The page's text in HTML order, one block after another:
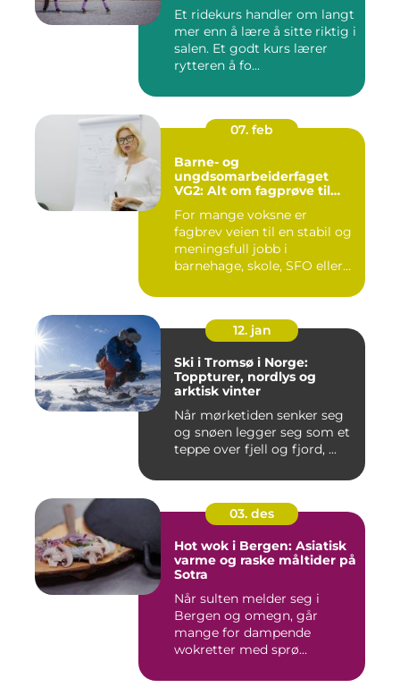
Et ridekurs handler om langt
mer enn å lære å sitte riktig i
salen. Et godt kurs lærer
rytteren å fo...
07. feb
Barne- og
ungdsomarbeiderfaget
VG2: Alt om fagprøve til
ungdomsarbeider
For mange voksne er
fagbrev veien til en stabil og
meningsfull jobb i
barnehage, skole, SFO eller
12. jan
Ski i Tromsø i Norge:
Toppturer, nordlys og
arktisk vinter
Når mørketiden senker seg
og snøen legger seg som et
teppe over fjell og fjord, ...
03. des
Hot wok i Bergen: Asiatisk
varme og raske måltider på
Sotra
Når sulten melder seg i
Bergen og omegn, går
mange for dampende
wokretter med sprø...